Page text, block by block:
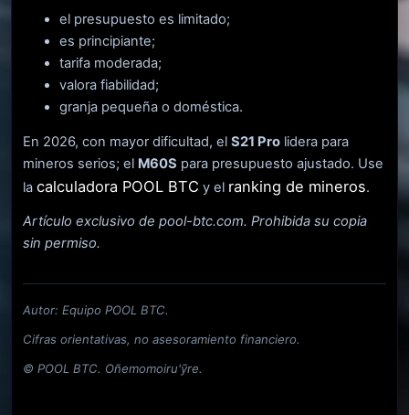
el presupuesto es limitado;
es principiante;
tarifa moderada;
valora fiabilidad;
granja pequeña o doméstica.
En 2026, con mayor dificultad, el S21 Pro lidera para
mineros serios; el M60S para presupuesto ajustado. Use
la calculadora POOL BTC y el ranking de mineros.
Artículo exclusivo de pool-btc.com. Prohibida su copia
sin permiso.
Autor: Equipo POOL BTC.
Cifras orientativas, no asesoramiento financiero.
© POOL BTC. Oñemomoiru'ỹre.